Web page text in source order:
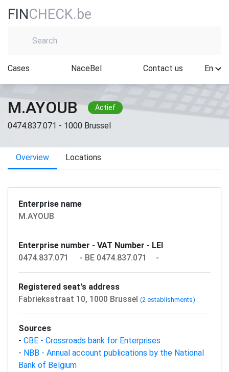
FINCHECK.be
Cases NaceBel Contact us En
M.AYOUB Actief
0474.837.071 - 1000 Brussel
Overview Locations
Enterprise name
M.AYOUB
Enterprise number - VAT Number - LEI
0474.837.071
- BE 0474.837.071 -
Registered seat's address
Fabrieksstraat 10, 1000 Brussel (2 establishments)
Sources
- CBE - Crossroads bank for Enterprises
- NBB - Annual account publications by the National
Bank of Belgium